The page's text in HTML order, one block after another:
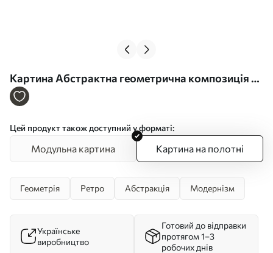
Картина Абстрактна геометрична композиція з
кіл, прямокутників і вертикальних ліній Арт.
Цей продукт також доступний у форматі:
Модульна картина Картина на полотні
Геометрія Ретро Абстракція Модернізм
Українське
виробництво
Готовий до відправки
протягом 1–3
робочих днів